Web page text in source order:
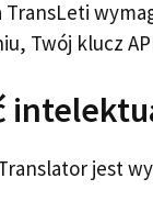
TransLeti
Twój klucz
jest